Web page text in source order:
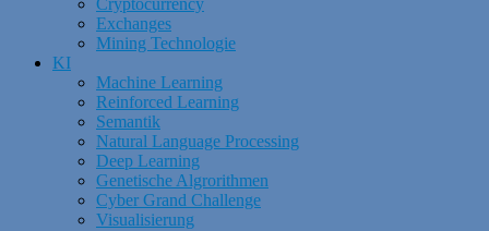
Exchanges
Mining Technologie
KI
Machine Learning
Reinforced Learning
Semantik
Natural Language Processing
Deep Learning
Genetische Algrorithmen
Cyber Grand Challenge
Visualisierung